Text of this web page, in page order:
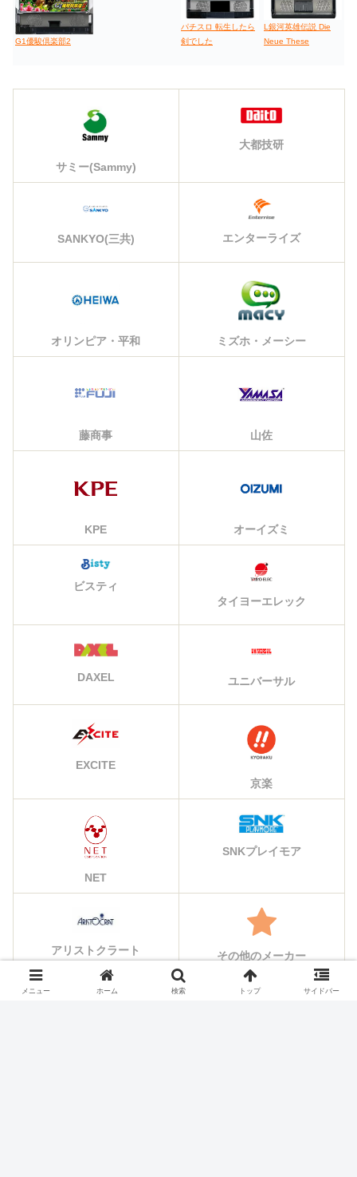
G1優駿倶楽部2
パチスロ 転生したら
剣でした
L銀河英雄伝説 Die
Neue These
サミー(Sammy)
大都技研
SANKYO(三共) エンターライズ
オリンピア・平和 ミズホ・メーシー
藤商事 山佐
KPE オーイズミ
ビスティ
タイヨーエレック
DAXEL ユニバーサル
EXCITE
京楽
NET
SNKプレイモア
アリストクラート その他のメーカー
メニュー ホーム 検索 トップ サイドバー